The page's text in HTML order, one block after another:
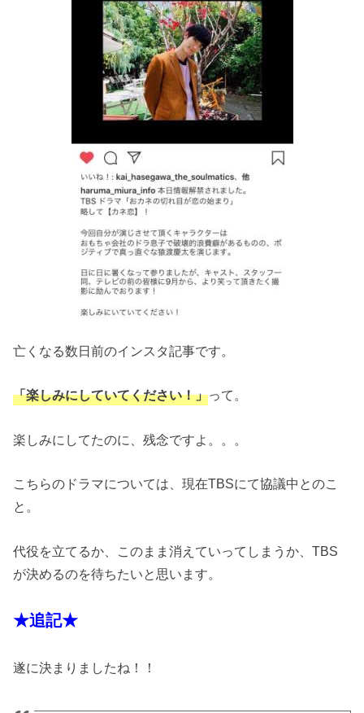
亡くなる数日前のインスタ記事です。
「楽しみにしていてください！」って。
楽しみにしてたのに、残念ですよ。。。
こちらのドラマについては、現在TBSにて協議中とのこ
と。
代役を立てるか、このまま消えていってしまうか、TBS
が決めるのを待ちたいと思います。
★追記★
遂に決まりましたね！！